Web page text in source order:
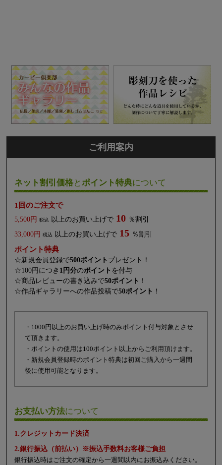
ご利用案内
ネット割引価格とポイント特典について
1回のご注文で
5,500円 税込 以上のお買い上げで 10 ％割引
33,000円
税込 以上のお買い上げで 15 ％割引
ポイント特典
☆新規会員登録で500ポイント プレゼント！
☆100円につき 1円分のポイント を付与
☆商品レビューの書き込みで50ポイント ！
☆作品ギャラリーへの作品投稿で50ポイント ！
・1000円以上のお買い上げ時のみポイント付与対象とさせ
て頂きます。
・ポイントの使用は100ポイント以上からご利用頂けます。
・新規会員登録時のポイント特典は初回ご購入から一週間
後に使用可能となります。
お支払い方法について
1.クレジットカード決済
2.銀行振込（前払い）※振込手数料お客様ご負担
銀行振込時はご注文の確定から一週間以内にお振込みください。